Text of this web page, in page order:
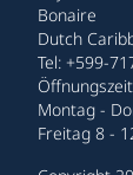
Bonaire
Dutch
Tel: +599-
Montag -
Freitag 8 -